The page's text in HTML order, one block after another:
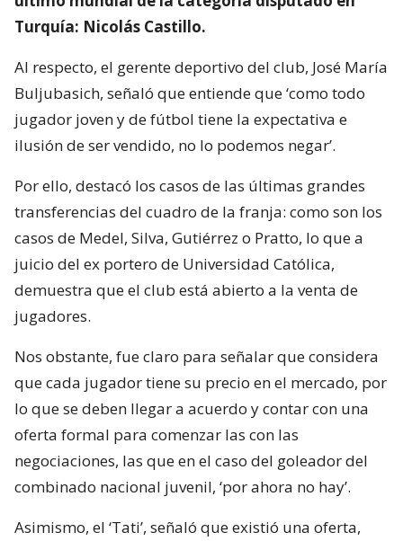
Turquía: Nicolás Castillo.
Al respecto, el gerente deportivo del club, José María
Buljubasich, señaló que entiende que ‘como todo
jugador joven y de fútbol tiene la expectativa e
ilusión de ser vendido, no lo podemos negar’.
Por ello, destacó los casos de las últimas grandes
transferencias del cuadro de la franja: como son los
casos de Medel, Silva, Gutiérrez o Pratto, lo que a
juicio del ex portero de Universidad Católica,
demuestra que el club está abierto a la venta de
jugadores.
Nos obstante, fue claro para señalar que considera
que cada jugador tiene su precio en el mercado, por
lo que se deben llegar a acuerdo y contar con una
oferta formal para comenzar las con las
negociaciones, las que en el caso del goleador del
combinado nacional juvenil, ‘por ahora no hay’.
Asimismo, el ‘Tati’, señaló que existió una oferta,